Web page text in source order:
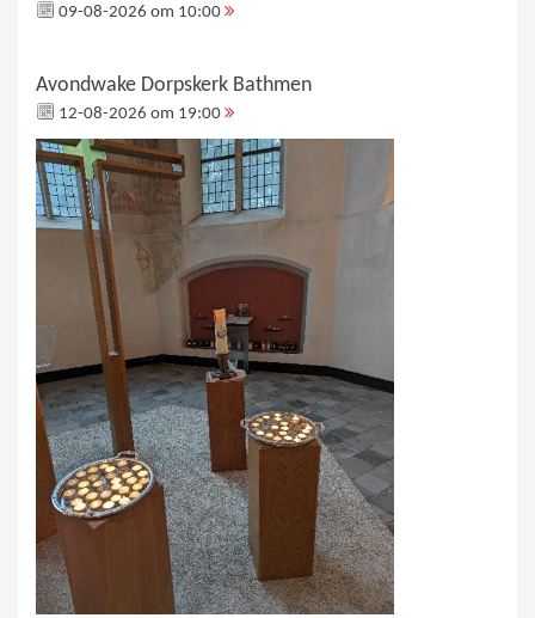
09-08-2026 om 10:00
Avondwake Dorpskerk Bathmen
12-08-2026 om 19:00